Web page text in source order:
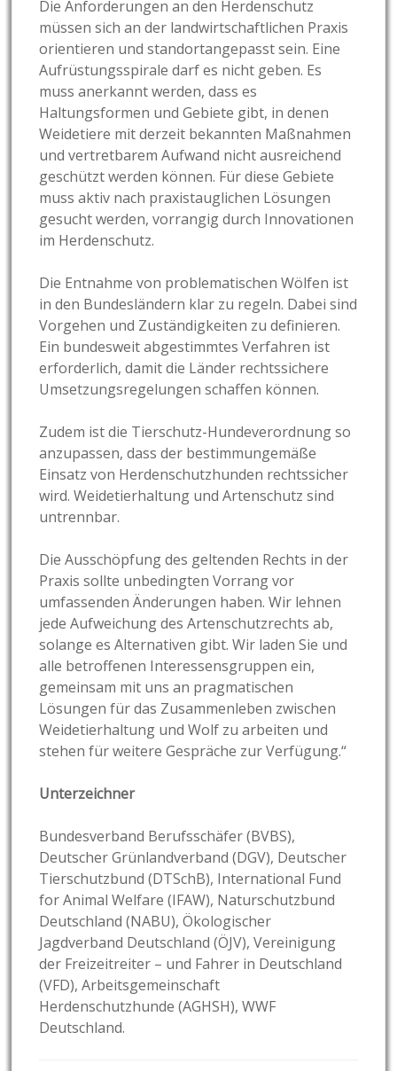
Die Anforderungen an den Herdenschutz
müssen sich an der landwirtschaftlichen Praxis
orientieren und standortangepasst sein. Eine
Aufrüstungsspirale darf es nicht geben. Es
muss anerkannt werden, dass es
Haltungsformen und Gebiete gibt, in denen
Weidetiere mit derzeit bekannten Maßnahmen
und vertretbarem Aufwand nicht ausreichend
geschützt werden können. Für diese Gebiete
muss aktiv nach praxistauglichen Lösungen
gesucht werden, vorrangig durch Innovationen
im Herdenschutz.
Die Entnahme von problematischen Wölfen ist
in den Bundesländern klar zu regeln. Dabei sind
Vorgehen und Zuständigkeiten zu definieren.
Ein bundesweit abgestimmtes Verfahren ist
erforderlich, damit die Länder rechtssichere
Umsetzungsregelungen schaffen können.
Zudem ist die Tierschutz-Hundeverordnung so
anzupassen, dass der bestimmungemäße
Einsatz von Herdenschutzhunden rechtssicher
wird. Weidetierhaltung und Artenschutz sind
untrennbar.
Die Ausschöpfung des geltenden Rechts in der
Praxis sollte unbedingten Vorrang vor
umfassenden Änderungen haben. Wir lehnen
jede Aufweichung des Artenschutzrechts ab,
solange es Alternativen gibt. Wir laden Sie und
alle betroffenen Interessensgruppen ein,
gemeinsam mit uns an pragmatischen
Lösungen für das Zusammenleben zwischen
Weidetierhaltung und Wolf zu arbeiten und
stehen für weitere Gespräche zur Verfügung.“
Unterzeichner
Bundesverband Berufsschäfer (BVBS),
Deutscher Grünlandverband (DGV), Deutscher
Tierschutzbund (DTSchB), International Fund
for Animal Welfare (IFAW), Naturschutzbund
Deutschland (NABU), Ökologischer
Jagdverband Deutschland (ÖJV), Vereinigung
der Freizeitreiter – und Fahrer in Deutschland
(VFD), Arbeitsgemeinschaft
Herdenschutzhunde (AGHSH), WWF
Deutschland.